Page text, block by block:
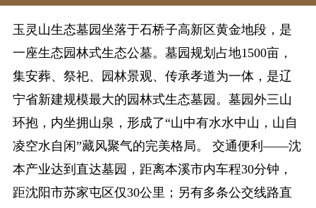
玉灵山生态墓园坐落于石桥子高新区黄金地段，是
一座生态园林式生态公墓。墓园规划占地1500亩，
集安葬、祭祀、园林景观、传承孝道为一体，是辽
宁省新建规模最大的园林式生态墓园。墓园外三山
环抱，内坐拥山泉，形成了“山中有水水中山，山自
凌空水自闲”藏风聚气的完美格局。 交通便利——沈
本产业达到直达墓园，距离本溪市内车程30分钟，
距沈阳市苏家屯区仅30公里；另有多条公交线路直